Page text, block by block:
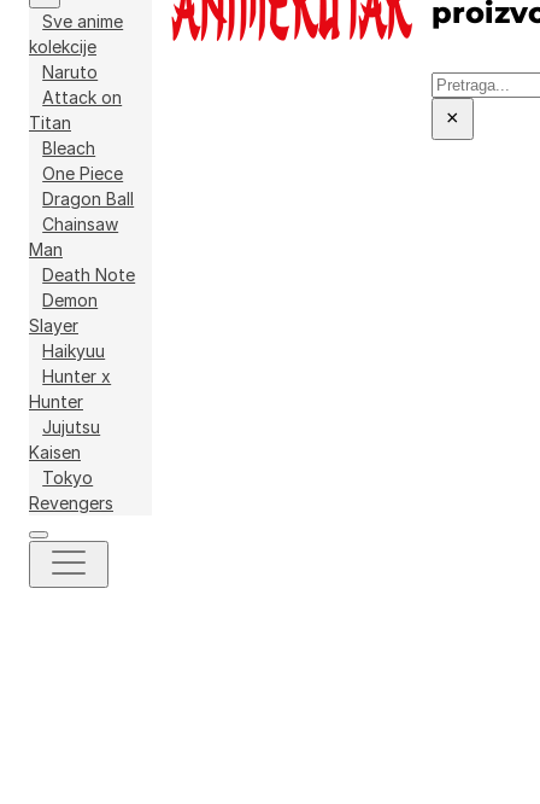
Sve anime
kolekcije
Naruto
Attack on
Titan
Bleach
One Piece
Dragon Ball
Chainsaw
Man
Death Note
Demon
Slayer
Haikyuu
Hunter x
Hunter
Jujutsu
Kaisen
Tokyo
Revengers
Pretraga
×